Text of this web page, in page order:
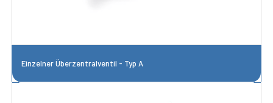
Einzelner Überzentralventil - Typ A